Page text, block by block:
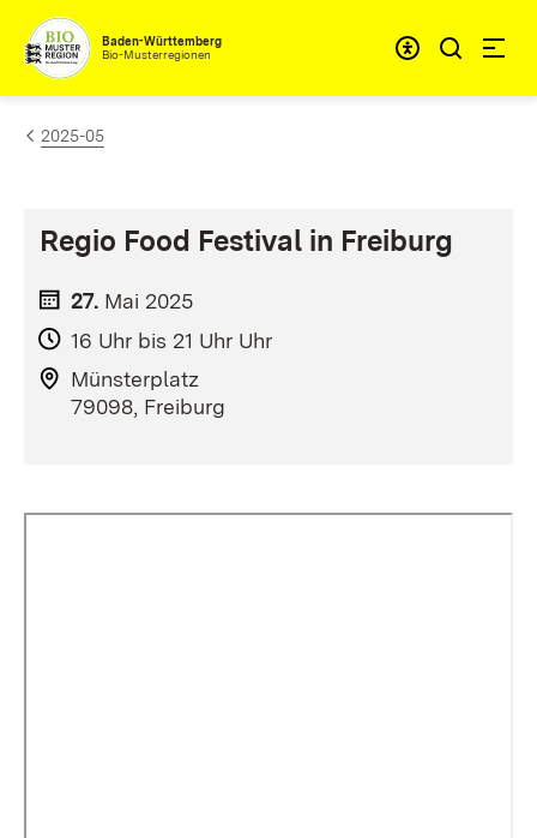
Zum Inhalt springen
Baden-Württemberg
Bio-Musterregionen
2025-05
Regio Food Festival in Freiburg
27. Mai 2025
16 Uhr bis 21 Uhr Uhr
Münsterplatz
79098, Freiburg